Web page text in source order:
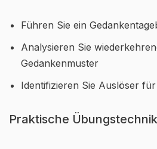
Führen Sie ein
Analysieren Sie
Gedankenmuster
Identifizieren Sie Auslöser
Praktische